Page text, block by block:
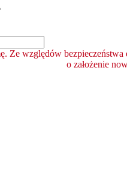
Ze względów
o założenie